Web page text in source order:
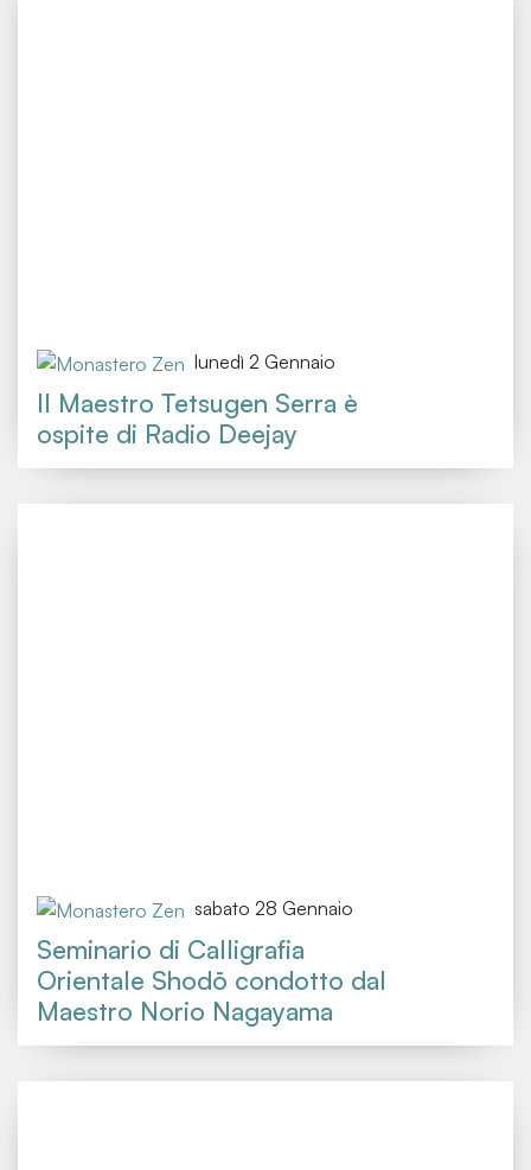
lunedì 2 Gennaio
Il Maestro Tetsugen Serra è
ospite di Radio Deejay
sabato 28 Gennaio
Seminario di Calligrafia
Orientale Shodō condotto dal
Maestro Norio Nagayama